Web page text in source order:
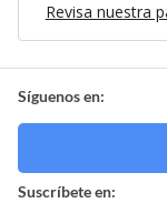
Revisa nuestra
Síguenos en:
Suscríbete en: